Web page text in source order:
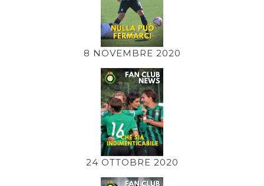
8 NOVEMBRE 2020
24 OTTOBRE 2020